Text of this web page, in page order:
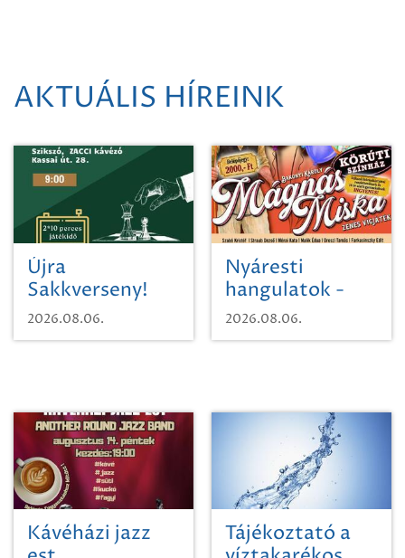
AKTUÁLIS HÍREINK
Újra
Sakkverseny!
2026.08.06.
Nyáresti
hangulatok -
Mágnás Miska
2026.08.06.
Kávéházi jazz
Tájékoztató a